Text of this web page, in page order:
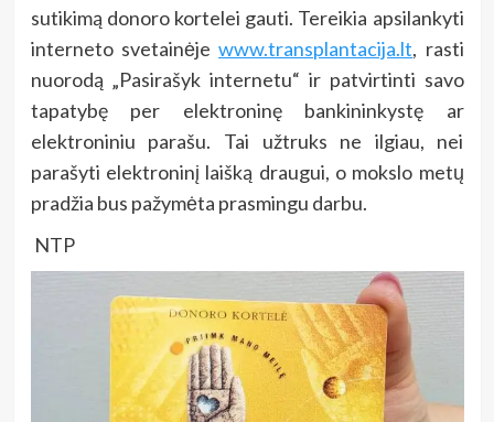
sutikimą donoro kortelei gauti. Tereikia apsilankyti
interneto svetainėjewww.transplantacija.lt, rasti
nuorodą „Pasirašyk internetu“ ir patvirtinti savo
tapatybę per elektroninę bankininkystę ar
elektroniniu parašu. Tai užtruks ne ilgiau, nei
parašyti elektroninį laišką draugui, o mokslo metų
pradžia bus pažymėta prasmingu darbu.
NTP